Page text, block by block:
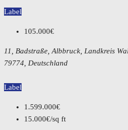
Label
105.000€
11, Badstraße, Albbruck, Landkreis
79774, Deutschland
Label
1.599.000€
15.000€/sq ft